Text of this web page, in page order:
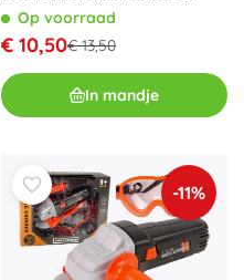
ketting
Op voorraad
€ 10,50€ 13,50
In mandje
-11%